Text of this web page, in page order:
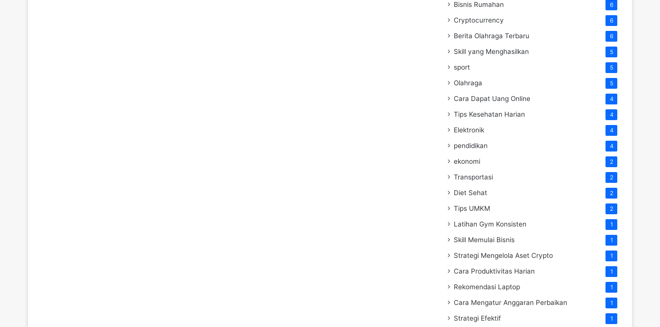
Bisnis Rumahan 6
Cryptocurrency 6
Berita Olahraga Terbaru 6
Skill yang Menghasilkan 5
sport 5
Olahraga 5
Cara Dapat Uang Online 4
Tips Kesehatan Harian 4
Elektronik 4
pendidikan 4
ekonomi 2
Transportasi 2
Diet Sehat 2
Tips UMKM 2
Latihan Gym Konsisten 1
Skill Memulai Bisnis 1
Strategi Mengelola Aset Crypto 1
Cara Produktivitas Harian 1
Rekomendasi Laptop 1
Cara Mengatur Anggaran Perbaikan 1
Strategi Efektif 1